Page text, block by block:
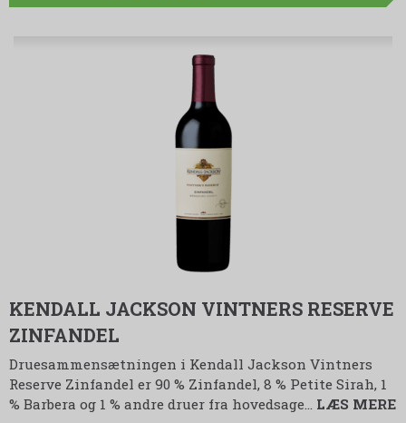
KENDALL JACKSON VINTNERS RESERVE
ZINFANDEL
Druesammensætningen i Kendall Jackson Vintners
Reserve Zinfandel er 90 % Zinfandel, 8 % Petite Sirah, 1
% Barbera og 1 % andre druer fra hovedsage… LÆS MERE